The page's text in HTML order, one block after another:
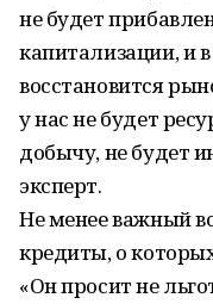
не будет
капитализации, и
восстановится
у нас не будет
добычу, не будет
эксперт.
Не менее важный
кредиты, о
«Он просит не